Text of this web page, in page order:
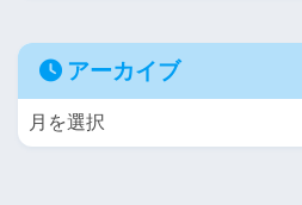
アーカイブ